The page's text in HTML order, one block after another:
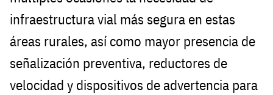
infraestructura vial más segura en estas
áreas rurales, así como mayor presencia de
señalización preventiva, reductores de
velocidad y dispositivos de advertencia para